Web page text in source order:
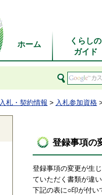
ホーム
くらしの
ガイド
入札・契約情報 > 入札参加資格
登録事項の
登録事項の変更が生
ていただく書類が違
下記の表に○印が付い